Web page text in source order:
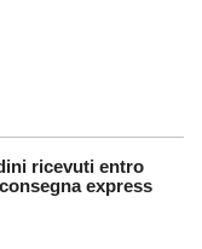
ricevuti entro
express